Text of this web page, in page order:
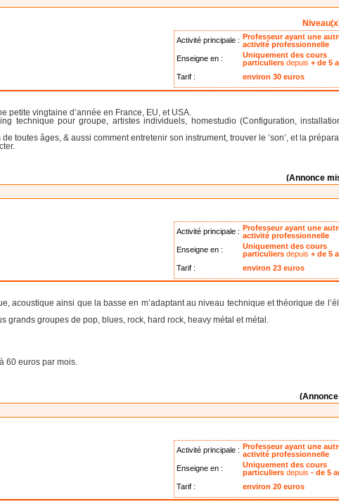
Activité principale : Professeur ayant une
activité professionnelle
Enseigne en :
Uniquement des cours
particuliers depuis+ de 5
Tarif :
environ 30 euros
vingtaine d’année en France, EU, et USA.
technique pour groupe, artistes individuels, homestudio (Configuration,
toutes âges, & aussi comment entretenir son instrument, trouver le ’son’, et la
(Annonce
Activité principale : Professeur ayant une
activité professionnelle
Enseigne en :
Uniquement des cours
particuliers depuis+ de 5
Tarif :
environ 23 euros
acoustique ainsi que la basse en m’adaptant au niveau technique et théorique de
grands groupes de pop, blues, rock, hard rock, heavy métal et métal.
60 euros par mois.
Activité principale : Professeur ayant une
activité professionnelle
Enseigne en :
Uniquement des cours
particuliers depuis- de 5
Tarif :
environ 20 euros